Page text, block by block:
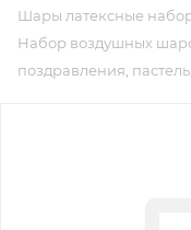
Шары латексные
Набор воздушных
поздравления,